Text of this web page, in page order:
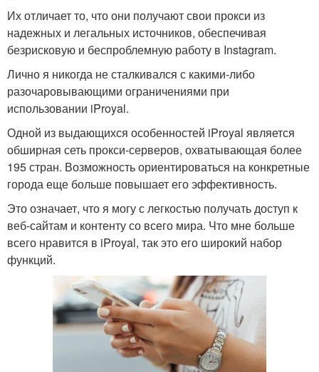
Их отличает то, что они получают свои прокси из
надежных и легальных источников, обеспечивая
безрисковую и беспроблемную работу в Instagram.
Лично я никогда не сталкивался с какими-либо
разочаровывающими ограничениями при
использовании iProyal.
Одной из выдающихся особенностей iProyal является
обширная сеть прокси-серверов, охватывающая более
195 стран. Возможность ориентироваться на конкретные
города еще больше повышает его эффективность.
Это означает, что я могу с легкостью получать доступ к
веб-сайтам и контенту со всего мира. Что мне больше
всего нравится в iProyal, так это его широкий набор
функций.